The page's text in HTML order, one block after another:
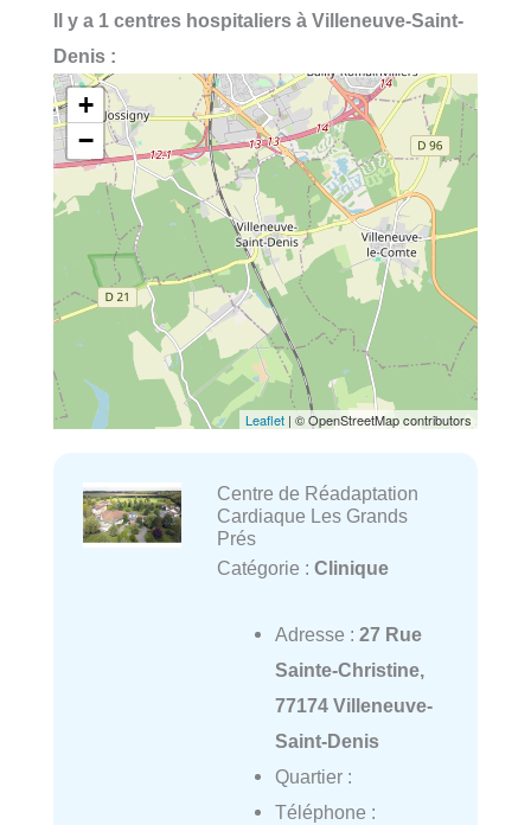
Il y a 1 centres hospitaliers à Villeneuve-Saint-
Denis :
+
−
Leaflet | © OpenStreetMap contributors
Centre de Réadaptation
Cardiaque Les Grands
Prés
Catégorie : Clinique
Adresse : 27 Rue
Sainte-Christine,
77174 Villeneuve-
Saint-Denis
Quartier :
Téléphone :